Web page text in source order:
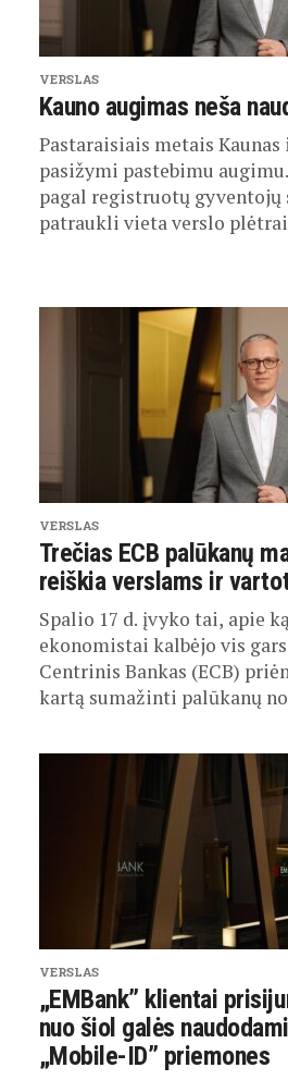
VERSLAS
Kauno augimas neša
Pastaraisiais metais
pasižymi pastebimu
pagal registruotų
patraukli vieta verslo
VERSLAS
Trečias ECB palūkanų
reiškia verslams ir
Spalio 17 d. įvyko tai, apie
ekonomistai kalbėjo vis
Centrinis Bankas (ECB)
kartą sumažinti palūkanų
VERSLAS
„EMBank” klientai
nuo šiol galės
„Mobile-ID” priemones